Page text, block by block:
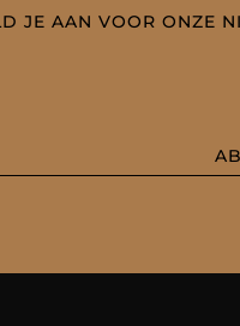
JE AAN VOOR ONZE